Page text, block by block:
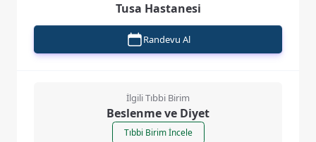
Tusa Hastanesi
Randevu Al
İlgili Tıbbi Birim
Beslenme ve Diyet
Tıbbi Birim İncele